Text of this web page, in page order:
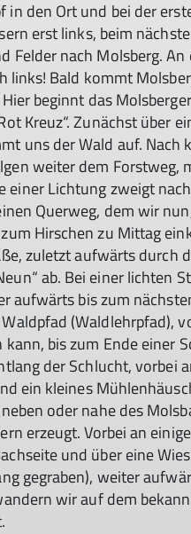
den Ort und bei der
erst links, beim
Felder nach Molsberg.
links! Bald kommt
beginnt das
Kreuz“. Zunächst über
uns der Wald auf. Nach
weiter dem Forstweg,
Lichtung zweigt
Querweg, dem wir
Hirschen zu Mittag
zuletzt aufwärts durch
ab. Bei einer lichten
aufwärts bis zum
(Waldlehrpfad),
bis zum Ende einer
der Schlucht, vorbei
ein kleines
oder nahe des
erzeugt. Vorbei an
und über eine
gegraben), weiter
wir auf dem